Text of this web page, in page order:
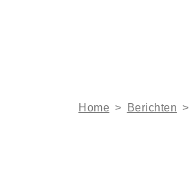
Home > Berichten >